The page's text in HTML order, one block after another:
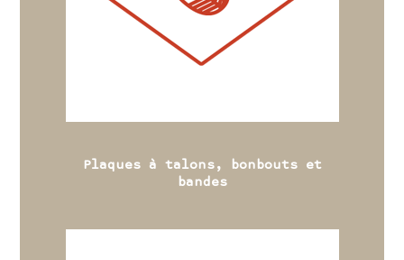
Plaques à talons, bonbouts et
bandes